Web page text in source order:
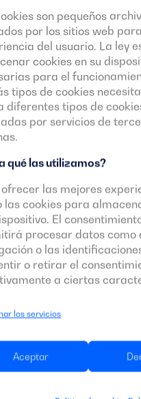
son pequeños
por los sitios web
del usuario. La ley
cookies en su
para el
tipos de cookies
diferentes tipos de
por servicios de
qué las utilizamos?
las mejores
las cookies para
El
procesar datos como
o las
o retirar el
a ciertas
los servicios
Aceptar
es
de